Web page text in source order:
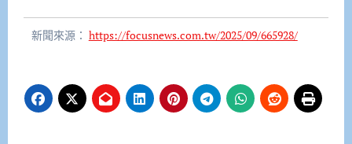
新聞來源： https://focusnews.com.tw/2025/09/665928/